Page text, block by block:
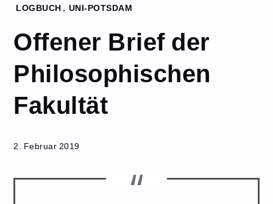
Home
Februar
2
Offener Brief der
Philosophischen
Fakultät
LOGBUCH , UNI-POTSDAM
Offener Brief der
Philosophischen
Fakultät
2. Februar 2019